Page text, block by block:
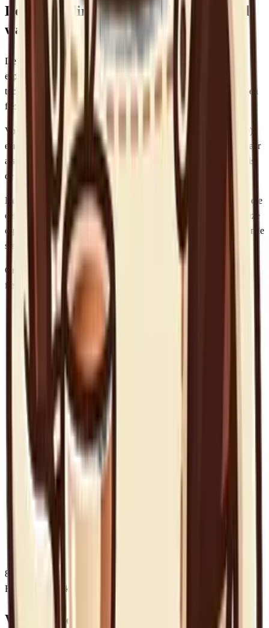
De bottom line: is deze molen jouw geld
waard?
De Sage Smart Grinder Pro is een veelzijdige molen die zowel
espresso als filter aan kan. De 60 maalstanden, Dosing IQ
technologie en het LCD scherm maken hem gebruiksvriendelijk en
flexibel.
Voor wie alleen filterkoffie drinkt, blijft de Baratza Encore (€140)
een betere deal: goedkoper, consistenter en beter repareerbaar. Maar
als je een espressomachine hebt en niet twee aparte molens wilt, is
de Smart Grinder Pro een solide keuze.
De grootste concurrent is misschien wel de Fellow Opus (€200), die
een moderner design heeft maar minder maalstanden. Voor serieuze
espresso-liefhebbers is de Eureka Mignon serie (€290+) de volgende
stap omhoog.
Onze score: 8.2/10. Een goede allrounder voor thuisbarista's die
flexibiliteit zoeken.
8.2
Eindscore
Uitstekend
Waar te koop?